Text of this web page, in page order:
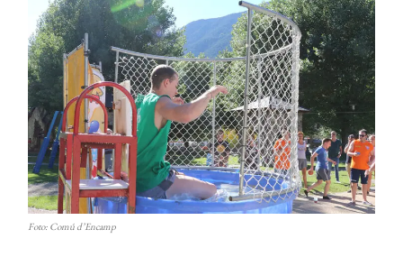
Foto: Comú d’Encamp